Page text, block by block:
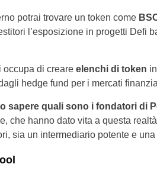
potrai trovare un token come
l’esposizione in progetti Defi
occupa di creare elenchi di token
hedge fund per i mercati
sapere quali sono i fondatori di
che hanno dato vita a questa
sia un intermediario potente e